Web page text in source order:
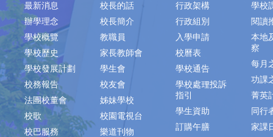
最新消息
辦學理念
學校概覽
學校歷史
學校發展計劃
校務報告
法團校董會
校歌
校巴服務
校長的話
校長簡介
教職員
家長教師會
學生會
校友會
姊妹學校
校園電視台
樂道刊物
行政架構
行政組別
入學申請
校曆表
學校通告
學校處理投訴
指引
學生資助
訂購午膳
學校
閱讀
本地
察
每月
功課
菁英
同行
家課